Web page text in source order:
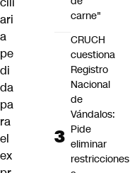
ari
a
pe
di
da
pa
ra
el
ex
carne"
CRUCH
cuestiona
Registro
Nacional
de
Vándalos:
Pide
eliminar
restricciones